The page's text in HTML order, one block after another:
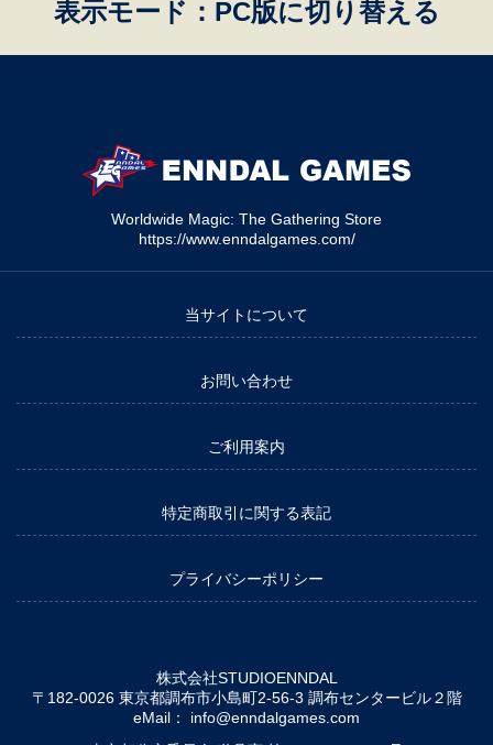
表示モード：PC版に切り替える
Worldwide Magic: The Gathering Store
https://www.enndalgames.com/
当サイトについて
お問い合わせ
ご利用案内
特定商取引に関する表記
プライバシーポリシー
株式会社STUDIOENNDAL
〒182-0026 東京都調布市小島町2-56-3 調布センタービル２階
eMail： info@enndalgames.com